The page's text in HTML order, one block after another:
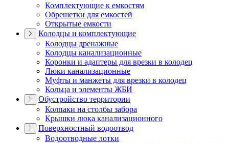
Комплектующие к емкостям
Обрешетки для емкостей
Открытые емкости
Колодцы и комплектующие
Колодцы дренажные
Колодцы канализационные
Коронки и адаптеры для врезки в колодец
Люки канализационные
Муфты и манжеты для врезки в колодец
Кольца и элементы ЖБИ
Обустройство территории
Колпаки на столбы забора
Крышки люка канализационного
Поверхностный водоотвод
Водоотводные лотки